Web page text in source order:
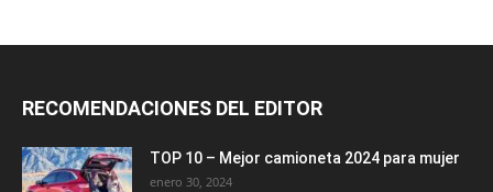
RECOMENDACIONES DEL EDITOR
TOP 10 – Mejor camioneta 2024 para mujer
enero 30, 2024